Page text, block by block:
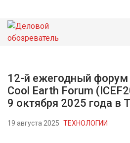
НОВОСТИ
12-й ежегодный
Cool Earth Forum
9 октября 2025 года в
19 августа 2025 ТЕХНОЛОГИИ